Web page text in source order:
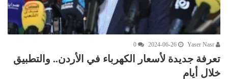
2024-06-26
0
تعرفة جديدة لأسعار الكهرباء في الأردن.. والتطبيق
خلال أيام